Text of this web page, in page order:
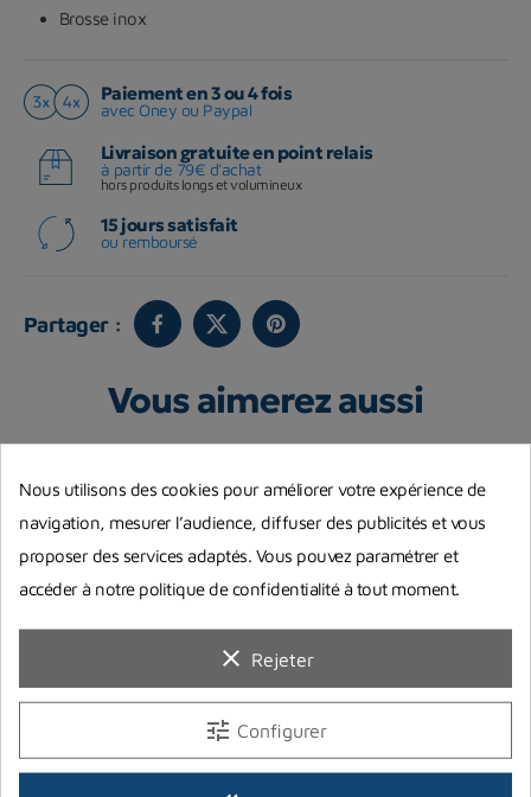
Brosse inox
Paiement en 3 ou 4 fois
avec Oney ou Paypal
Livraison gratuite en point relais
à partir de 79€ d'achat
hors produits longs et volumineux
15 jours satisfait
ou remboursé
Partager :
Vous aimerez aussi
Roth Bi 2x10l sans isolateur +
sangle + culot
Bidon 1 litre charbon actif
Coltri
Nous utilisons des cookies pour améliorer votre expérience de
navigation, mesurer l’audience, diffuser des publicités et vous
proposer des services adaptés. Vous pouvez paramétrer et
accéder à notre politique de confidentialité à tout moment.
clear Rejeter
tune Configurer